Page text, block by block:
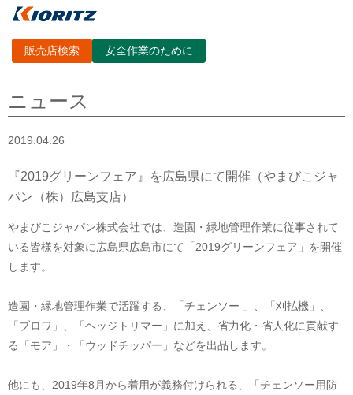
販売店検索 安全作業のために
ニュース
2019.04.26
『2019グリーンフェア』を広島県にて開催（やまびこジャ
パン（株）広島支店）
やまびこジャパン株式会社では、造園・緑地管理作業に従事されて
いる皆様を対象に広島県広島市にて「2019グリーンフェア」を開催
します。
造園・緑地管理作業で活躍する、「チェンソー 」、「刈払機」、
「ブロワ」、「ヘッジトリマー」に加え、省力化・省人化に貢献す
る「モア」・「ウッドチッパー」などを出品します。
他にも、2019年8月から着用が義務付けられる、「チェンソー用防